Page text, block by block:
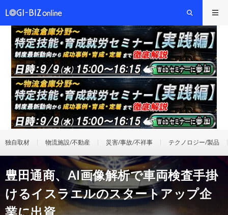
独自取材 物流施設/不動産 災害/事故/不祥事 テクノロジー/製品
豊田通商、AI画像解析で車両検査手掛
けるイスラエルのスタートアップ企
業に出資